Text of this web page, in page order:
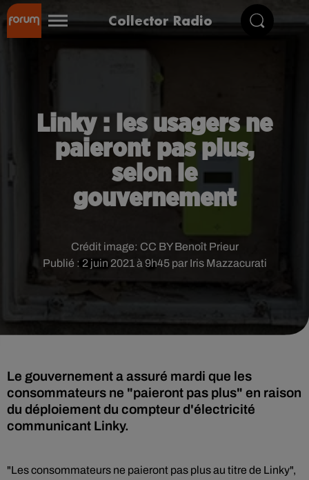
Collector Radio
Linky : les usagers ne
paieront pas plus,
selon le
gouvernement
Publié : 2 juin 2021 à 9h45 par Iris Mazzacurati
Crédit image: CC BY Benoît Prieur
Le gouvernement a assuré mardi que les
consommateurs ne "paieront pas plus" en raison
du déploiement du compteur d'électricité
communicant Linky.
"Les consommateurs ne paieront pas plus au titre de Linky",